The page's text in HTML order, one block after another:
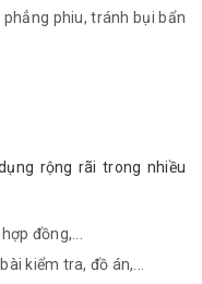
phiu, tránh bụi bẩn
rộng rãi trong nhiều
đồng,...
kiểm tra, đồ án,...